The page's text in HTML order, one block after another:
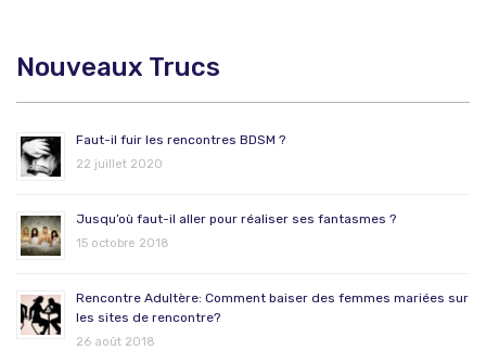
Nouveaux Trucs
Faut-il fuir les rencontres BDSM ?
22 juillet 2020
Jusqu’où faut-il aller pour réaliser ses fantasmes ?
15 octobre 2018
Rencontre Adultère: Comment baiser des femmes mariées sur
les sites de rencontre?
26 août 2018